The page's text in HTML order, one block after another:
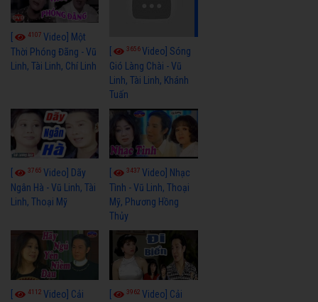
4107 Video] Một
Thời Phóng Đãng - Vũ
Linh, Tài Linh, Chí Linh
3656Video] Sóng
Gió Làng Chài - Vũ
Linh, Tài Linh, Khánh
Tuấn
3765 Video] Dãy
Ngân Hà - Vũ Linh, Tài
Linh, Thoại Mỹ
3437Video] Nhạc
Tình - Vũ Linh, Thoại
Mỹ, Phương Hồng
Thủy
4112 Video] Cải
3962Video] Cải